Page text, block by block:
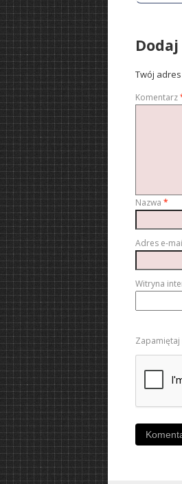
Twój
Komentarz
Nazwa *
Adres e-
Witryna